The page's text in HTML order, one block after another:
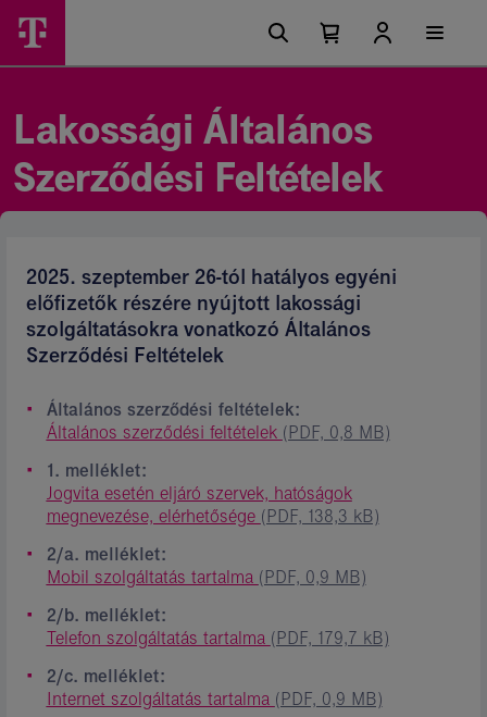
Lakossági
Ászf
Magyar
Telekom
csoport
Főmenü
lehetőségek
Kosárban
Kosár
Lakossági Általános
Szerződési Feltételek
2025. szeptember 26-tól hatályos egyéni
előfizetők részére nyújtott lakossági
szolgáltatásokra vonatkozó Általános
Szerződési Feltételek
Általános szerződési feltételek:
Általános szerződési feltételek (PDF, 0,8 MB)
1. melléklet:
Jogvita esetén eljáró szervek, hatóságok
megnevezése, elérhetősége (PDF, 138,3 kB)
2/a. melléklet:
Mobil szolgáltatás tartalma (PDF, 0,9 MB)
2/b. melléklet:
Telefon szolgáltatás tartalma (PDF, 179,7 kB)
2/c. melléklet:
Internet szolgáltatás tartalma (PDF, 0,9 MB)